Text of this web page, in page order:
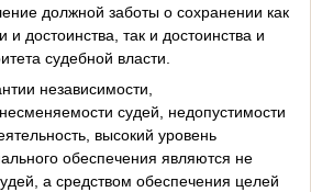
должной заботы о сохранении как
и достоинства, так и достоинства и
судебной власти.
независимости,
судей, недопустимости
высокий уровень
обеспечения являются не
а средством обеспечения целей